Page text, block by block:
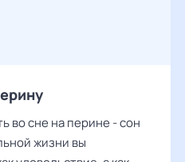
во сне на перине - сон
жизни вы